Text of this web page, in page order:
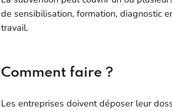
de sensibilisation, formation, diagnostic
travail.
Comment faire ?
Les entreprises doivent déposer leur